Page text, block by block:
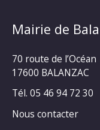
Mairie de
70 route de l’Océan
17600 BALANZAC
Tél. 05 46 94 72 30
Nous contacter